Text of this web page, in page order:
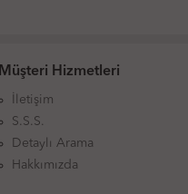
Müşteri Hizmetleri
İletişim
S.S.S.
Detaylı Arama
Hakkımızda